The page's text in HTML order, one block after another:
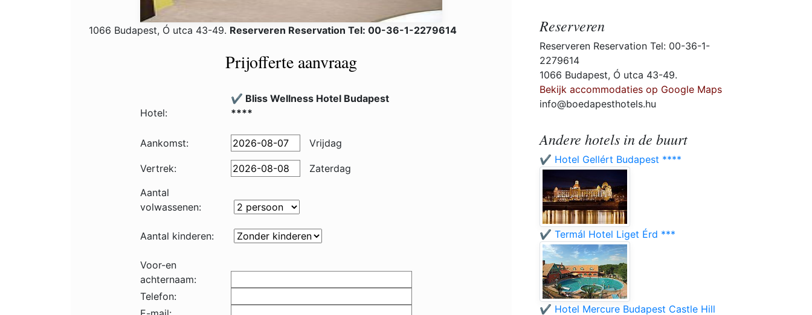
1066 Budapest, Ó utca 43-49. Reserveren Reservation Tel: 00-36-1-2279614
Prijofferte aanvraag
Hotel:
✔️ Bliss Wellness Hotel Budapest
****
Aankomst: Vrijdag
Vertrek:
Zaterdag
Aantal
volwassenen:
Aantal kinderen:
Voor-en
achternaam:
Telefon:
Reserveren
Reserveren Reservation Tel: 00-36-1-
2279614
1066 Budapest, Ó utca 43-49.
Bekijk accommodaties op Google Maps
info@boedapesthotels.hu
Andere hotels in de buurt
✔️ Hotel Gellért Budapest ****
✔️ Termál Hotel Liget Érd ***
✔️ Hotel Mercure Budapest Castle Hill